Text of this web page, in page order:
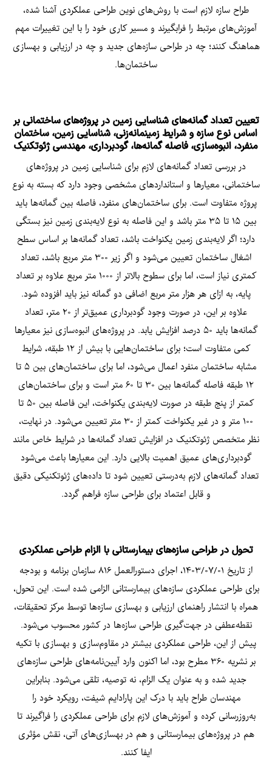
طراح سازه لازم است با روش‌های نوین طراحی عملکردی آشنا شده،
آموزش‌های مرتبط را فرابگیرند و مسیر کاری خود را با این تغییرات مهم
هماهنگ کنند؛ چه در طراحی سازه‌های جدید و چه در ارزیابی و بهسازی
ساختمان‌ها.
تعیین تعداد گمانه‌های شناسایی زمین در پروژه‌های ساختمانی بر
اساس نوع سازه و شرایط زمینمانه‌زنی، شناسایی زمین، ساختمان
منفرد، انبوه‌سازی، فاصله گمانه‌ها، گودبرداری، مهندسی ژئوتکنیک
در بررسی تعداد گمانه‌های لازم برای شناسایی زمین در پروژه‌های
ساختمانی، معیارها و استانداردهای مشخصی وجود دارد که بسته به نوع
پروژه متفاوت است. برای ساختمان‌های منفرد، فاصله بین گمانه‌ها باید
بین ۱۵ تا ۳۵ متر باشد و این فاصله به نوع لایه‌بندی زمین نیز بستگی
دارد؛ اگر لایه‌بندی زمین یکنواخت باشد، تعداد گمانه‌ها بر اساس سطح
اشغال ساختمان تعیین می‌شود و اگر زیر ۳۰۰ متر مربع باشد، تعداد
کمتری نیاز است، اما برای سطوح بالاتر از ۱۰۰۰ متر مربع علاوه بر تعداد
پایه، به ازای هر هزار متر مربع اضافی دو گمانه نیز باید افزوده شود.
علاوه بر این، در صورت وجود گودبرداری عمیق‌تر از ۲۰ متر، تعداد
گمانه‌ها باید ۵۰ درصد افزایش یابد. در پروژه‌های انبوه‌سازی نیز معیارها
کمی متفاوت است؛ برای ساختمان‌هایی با بیش از ۱۲ طبقه، شرایط
مشابه ساختمان منفرد اعمال می‌شود، اما برای ساختمان‌های بین ۵ تا
۱۲ طبقه فاصله گمانه‌ها بین ۳۰ تا ۶۰ متر است و برای ساختمان‌های
کمتر از پنج طبقه در صورت لایه‌بندی یکنواخت، این فاصله بین ۵۰ تا
۱۰۰ متر و در غیر یکنواخت کمتر از ۳۰ متر تعیین می‌شود. در نهایت،
نظر متخصص ژئوتکنیک در افزایش تعداد گمانه‌ها در شرایط خاص مانند
گودبرداری‌های عمیق اهمیت بالایی دارد. این معیارها باعث می‌شود
تعداد گمانه‌های لازم به‌درستی تعیین شود تا داده‌های ژئوتکنیکی دقیق
و قابل اعتماد برای طراحی سازه فراهم گردد.
تحول در طراحی سازه‌های بیمارستانی با الزام طراحی عملکردی
از تاریخ ۱۴۰۳/۰۷/۰۱، اجرای دستورالعمل ۸۱۶ سازمان برنامه و بودجه
برای طراحی عملکردی سازه‌های بیمارستانی الزامی شده است. این تحول،
همراه با انتشار راهنمای ارزیابی و بهسازی سازه‌ها توسط مرکز تحقیقات،
نقطه‌عطفی در جهت‌گیری طراحی سازه‌ها در کشور محسوب می‌شود.
پیش از این، طراحی عملکردی بیشتر در مقاوم‌سازی و بهسازی با تکیه
بر نشریه ۳۶۰ مطرح بود، اما اکنون وارد آیین‌نامه‌های طراحی سازه‌های
جدید شده و به عنوان یک الزام، نه توصیه، تلقی می‌شود. بنابراین
مهندسان طراح باید با درک این پارادایم شیفت، رویکرد خود را
به‌روزرسانی کرده و آموزش‌های لازم برای طراحی عملکردی را فراگیرند تا
هم در پروژه‌های بیمارستانی و هم در بهسازی‌های آتی، نقش مؤثری
ایفا کنند.